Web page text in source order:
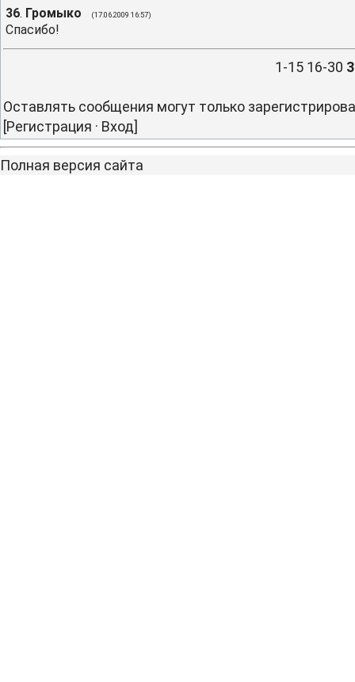
36. Громыко (17.06.2009 16:57)
Спасибо!
1-15 16-30
Оставлять сообщения могут только
[Регистрация · Вход]
Полная версия сайта